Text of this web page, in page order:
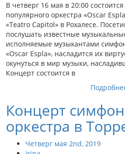
В четверг 16 мая в 20:00
популярного оркестра «Oscar
«Teatro Capitol» в Рохалесе.
послушать известные
исполняемые музыкантами
«Oscar Espla», насладится их
окунуться в мир музыки,
Концерт состоится в
Концерт
оркестра в
Четверг мая 2nd, 2019